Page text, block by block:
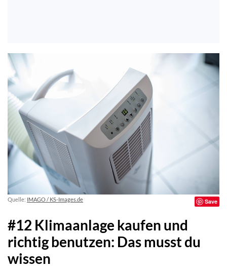
Quelle: IMAGO / KS-Images.de Save
#12 Klimaanlage kaufen und
richtig benutzen: Das musst du
wissen